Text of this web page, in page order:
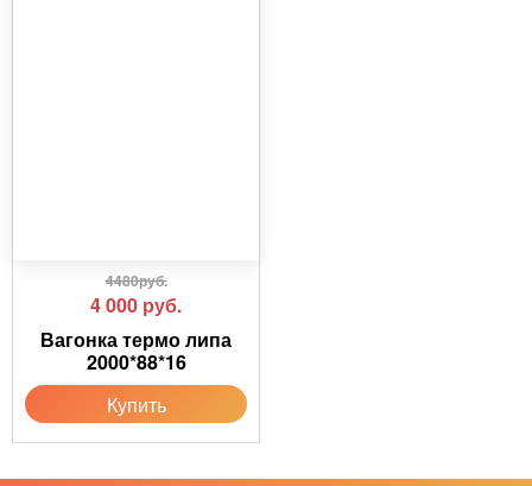
4480руб.
4 000 руб.
Вагонка термо липа
2000*88*16
Купить